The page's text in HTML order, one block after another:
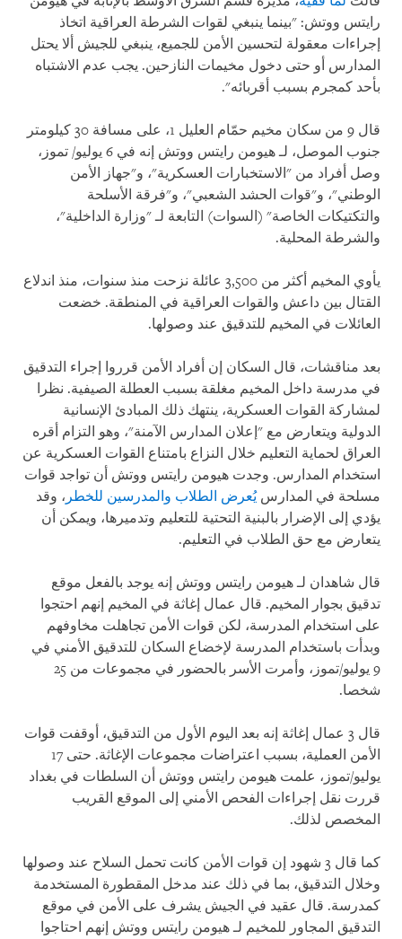
رايتس ووتش: "بينما ينبغي لقوات الشرطة العراقية اتخاذ
إجراءات معقولة لتحسين الأمن للجميع، ينبغي للجيش ألا يحتل
المدارس أو حتى دخول مخيمات النازحين. يجب عدم الاشتباه
بأحد كمجرم بسبب أقربائه".
قال 9 من سكان مخيم حمّام العليل 1، على مسافة 30 كيلومتر
جنوب الموصل، لـ هيومن رايتس ووتش إنه في 6 يوليو/ تموز،
وصل أفراد من "الاستخبارات العسكرية"، و"جهاز الأمن
الوطني"، و"قوات الحشد الشعبي"، و"فرقة الأسلحة
والتكتيكات الخاصة" (السوات) التابعة لـ "وزارة الداخلية"،
والشرطة المحلية.
يأوي المخيم أكثر من 3,500 عائلة نزحت منذ سنوات، منذ اندلاع
القتال بين داعش والقوات العراقية في المنطقة. خضعت
العائلات في المخيم للتدقيق عند وصولها.
بعد مناقشات، قال السكان إن أفراد الأمن قرروا إجراء التدقيق
في مدرسة داخل المخيم مغلقة بسبب العطلة الصيفية. نظرا
لمشاركة القوات العسكرية، ينتهك ذلك المبادئ الإنسانية
الدولية ويتعارض مع "إعلان المدارس الآمنة"، وهو التزام أقره
العراق لحماية التعليم خلال النزاع بامتناع القوات العسكرية عن
استخدام المدارس. وجدت هيومن رايتس ووتش أن تواجد قوات
مسلحة في المدارسيُعرض الطلاب والمدرسين للخطر ، وقد
يؤدي إلى الإضرار بالبنية التحتية للتعليم وتدميرها، ويمكن أن
يتعارض مع حق الطلاب في التعليم.
قال شاهدان لـ هيومن رايتس ووتش إنه يوجد بالفعل موقع
تدقيق بجوار المخيم. قال عمال إغاثة في المخيم إنهم احتجوا
على استخدام المدرسة، لكن قوات الأمن تجاهلت مخاوفهم
وبدأت باستخدام المدرسة لإخضاع السكان للتدقيق الأمني في
9 يوليو/تموز، وأمرت الأسر بالحضور في مجموعات من 25
شخصا.
قال 3 عمال إغاثة إنه بعد اليوم الأول من التدقيق، أوقفت قوات
الأمن العملية، بسبب اعتراضات مجموعات الإغاثة. حتى 17
يوليو/تموز، علمت هيومن رايتس ووتش أن السلطات في بغداد
قررت نقل إجراءات الفحص الأمني إلى الموقع القريب
المخصص لذلك.
كما قال 3 شهود إن قوات الأمن كانت تحمل السلاح عند وصولها
وخلال التدقيق، بما في ذلك عند مدخل المقطورة المستخدمة
كمدرسة. قال عقيد في الجيش يشرف على الأمن في موقع
التدقيق المجاور للمخيم لـ هيومن رايتس ووتش إنهم احتاجوا